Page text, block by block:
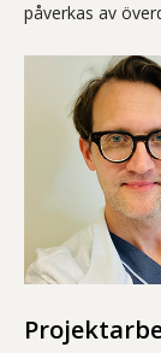
påverkas av